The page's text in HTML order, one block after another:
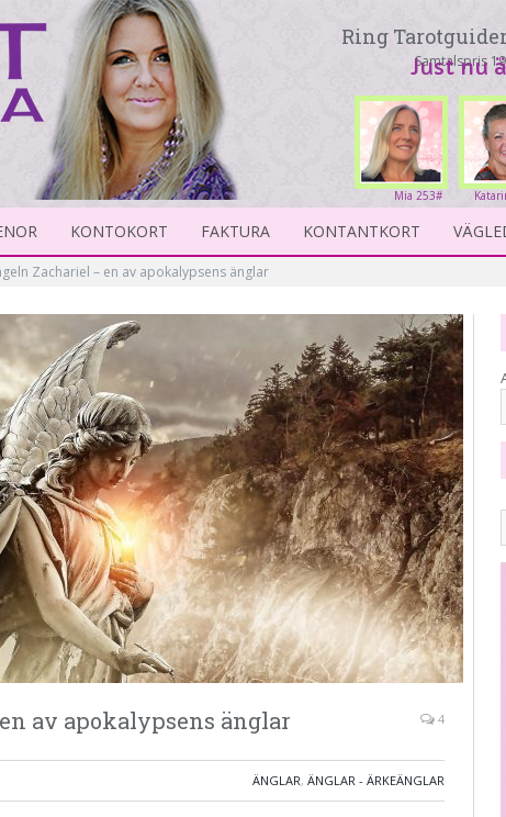
Ring
Samtalspris
Just nu
Mia 253#
KONTOKORT FAKTURA KONTANTKORT
Zachariel – en av apokalypsens änglar
av apokalypsens änglar 4
ÄNGLAR,ÄNGLAR - ÄRKEÄNGLAR